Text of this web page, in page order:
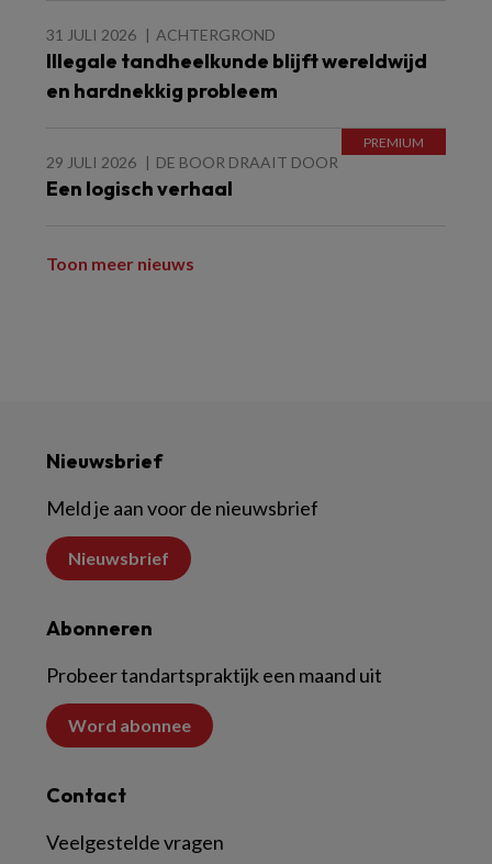
31 JULI 2026 ACHTERGROND
Illegale tandheelkunde blijft wereldwijd
en hardnekkig probleem
29 JULI 2026 DE BOOR DRAAIT DOOR
Een logisch verhaal
Toon meer nieuws
Nieuwsbrief
Meld je aan voor de nieuwsbrief
Nieuwsbrief
Abonneren
Probeer tandartspraktijk een maand uit
Word abonnee
Contact
Veelgestelde vragen